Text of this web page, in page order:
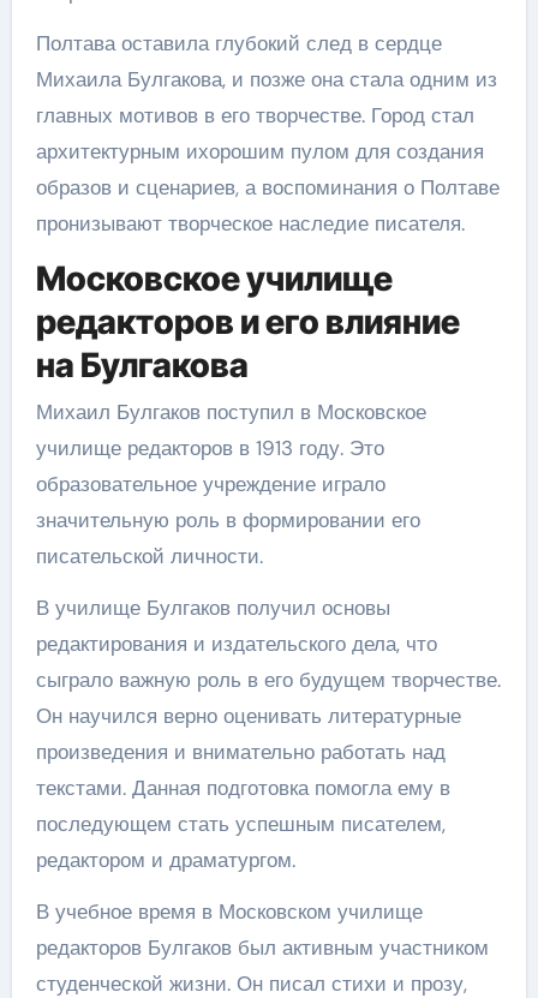
Полтава оставила глубокий след в сердце
Михаила Булгакова, и позже она стала одним из
главных мотивов в его творчестве. Город стал
архитектурным ихорошим пулом для создания
образов и сценариев, а воспоминания о Полтаве
пронизывают творческое наследие писателя.
Московское училище
редакторов и его влияние
на Булгакова
Михаил Булгаков поступил в Московское
училище редакторов в 1913 году. Это
образовательное учреждение играло
значительную роль в формировании его
писательской личности.
В училище Булгаков получил основы
редактирования и издательского дела, что
сыграло важную роль в его будущем творчестве.
Он научился верно оценивать литературные
произведения и внимательно работать над
текстами. Данная подготовка помогла ему в
последующем стать успешным писателем,
редактором и драматургом.
В учебное время в Московском училище
редакторов Булгаков был активным участником
студенческой жизни. Он писал стихи и прозу,